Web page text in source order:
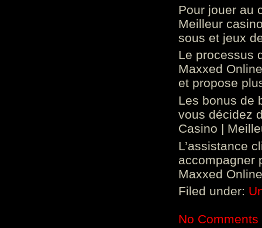
Pour jouer au
Meilleur
sous et jeux
Le processus
Maxxed
et propose
Les bonus de
vous décidez
Casino |
L’assistance
accompagner
Maxxed
Filed under:
No Comments